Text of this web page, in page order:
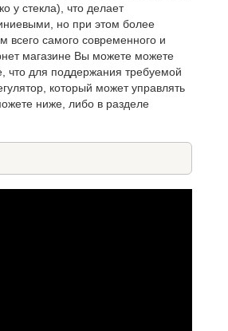
у стекла), что делает
но при этом более
всего самого современного и
магазине Вы можете можете
что для поддержания требуемой
который может управлять
ниже, либо в разделе